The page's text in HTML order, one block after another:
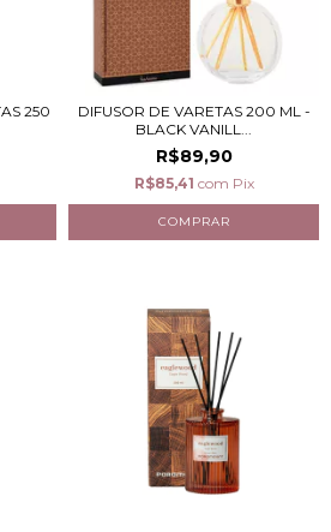
250
DIFUSOR DE VARETAS 200 ML -
BLACK VANILL...
R$89,90
R$85,41 com Pix